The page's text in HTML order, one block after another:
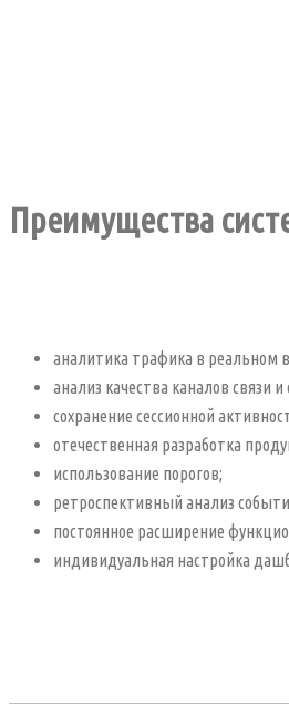
Преимущества
аналитика трафика в реальном
анализ качества каналов связи
сохранение сессионной
отечественная разработка
использование порогов;
ретроспективный анализ
постоянное расширение
индивидуальная настройка